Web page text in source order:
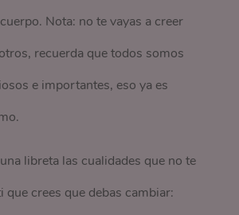
Nota: no te vayas a creer
recuerda que todos somos
e importantes, eso ya es
libreta las cualidades que no te
que crees que debas cambiar: